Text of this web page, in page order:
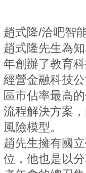
趙式隆/洽吧智
趙式隆先生為
年創辦了教育
經營金融科技
區市佔率最高
流程解決方案
風險模型。
趙先生擁有國
位，他也是以